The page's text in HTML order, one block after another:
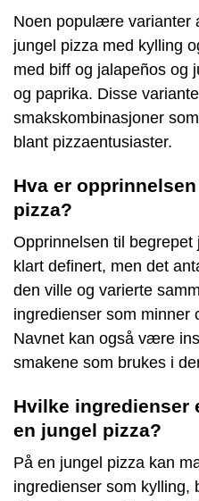
Noen populære varianter
jungel pizza med kylling
med biff og jalapeños og
og paprika. Disse
smakskombinasjoner
blant pizzaentusiaster.
Hva er
pizza?
Opprinnelsen til
klart definert, men det
den ville og varierte
ingredienser som minner
Navnet kan også være
smakene som brukes i
Hvilke ingredienser
en jungel pizza?
På en jungel pizza kan
ingredienser som kylling,